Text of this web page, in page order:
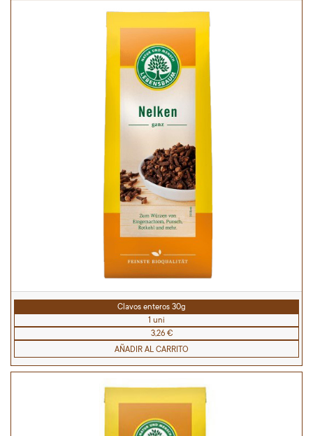
Clavos enteros 30g
1 uni
3,26 €
AÑADIR AL CARRITO